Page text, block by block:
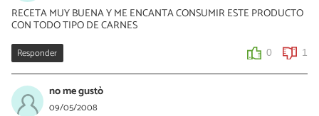
RECETA MUY BUENA Y ME ENCANTA CONSUMIR ESTE PRODUCTO
CON TODO TIPO DE CARNES
Responder 0 1
no me gustò
09/05/2008